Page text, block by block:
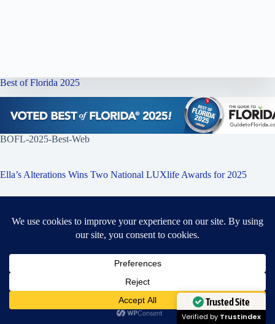
Best of Florida 2025
BOFL-2025-Best-Web
Ella’s Alterations Wins Two National LUXlife Awards for 2025
Need Help?
Trusted Site